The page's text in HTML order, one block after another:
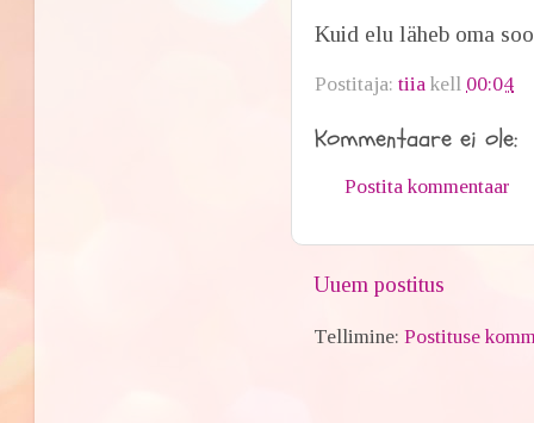
Kuid elu läheb oma
Postitaja:tiia kell 00:04
Kommentaare ei ole:
Postita kommentaar
Uuem postitus
Tellimine:Postituse